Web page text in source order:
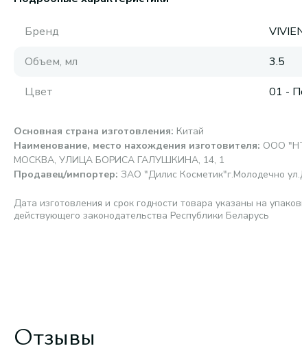
Бренд
Объем, мл
3.5
Цвет
01 -
Основная страна изготовления: Китай
Наименование, место нахождения изготовителя: ООО
МОСКВА, УЛИЦА БОРИСА ГАЛУШКИНА, 14, 1
Продавец/импортер: ЗАО "Дилис Косметик"г.Молодечно
Дата изготовления и срок годности товара указаны на
действующего законодательства Республики Беларусь
Отзывы